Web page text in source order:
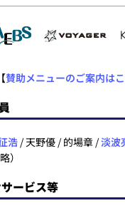
【賛助メニューのご案内は
浩 / 天野優 / 的場章 /淡波
）
ービス等